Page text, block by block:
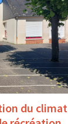
du climat